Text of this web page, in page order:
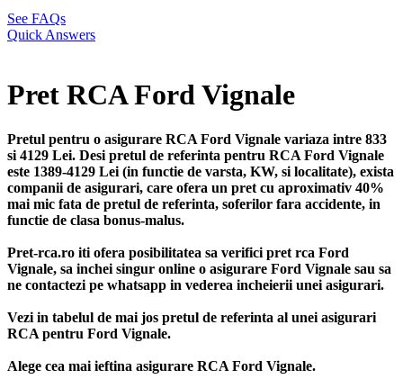
See FAQs
Quick Answers
Pret RCA Ford Vignale
Pretul pentru o asigurare RCA Ford Vignale variaza intre 833
si 4129 Lei. Desi pretul de referinta pentru RCA Ford Vignale
este 1389-4129 Lei (in functie de varsta, KW, si localitate), exista
companii de asigurari, care ofera un pret cu aproximativ 40%
mai mic fata de pretul de referinta, soferilor fara accidente, in
functie de clasa bonus-malus.
Pret-rca.ro iti ofera posibilitatea sa verifici pret rca Ford
Vignale, sa inchei singur online o asigurare Ford Vignale sau sa
ne contactezi pe whatsapp in vederea incheierii unei asigurari.
Vezi in tabelul de mai jos pretul de referinta al unei asigurari
RCA pentru Ford Vignale.
Alege cea mai ieftina asigurare RCA Ford Vignale.